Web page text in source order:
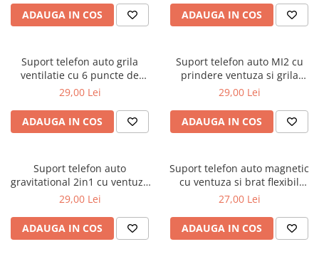
Huse Volan Auto
Huse Volan din Piele Ecologica
Huse Volan din Piele Ecologica cu
Huse Volan Silicon
Odorizante Auto
Oglinda Retrovizoare
Ornamente Auto
Ornamente Pedale Auto
Covorase TOYOTA
Covorase VOLVO
Tavite Portbagaj
ADAUGA IN COS ADAUGA IN COS
Suport telefon auto grila
ventilatie cu 6 puncte de
fixare universal
29,00 Lei
ADAUGA IN COS
Suport telefon auto MI2 cu
prindere ventuza si grila
ventilatie
29,00 Lei
ADAUGA IN COS
Suport telefon auto
gravitational 2in1 cu ventuza
si grila ventilatie
29,00 Lei
ADAUGA IN COS
Suport telefon auto magnetic
cu ventuza si brat flexibil
universal
27,00 Lei
ADAUGA IN COS